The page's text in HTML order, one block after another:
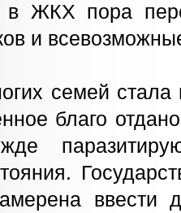
в ЖКХ пора
и
семей стала
благо
ввести